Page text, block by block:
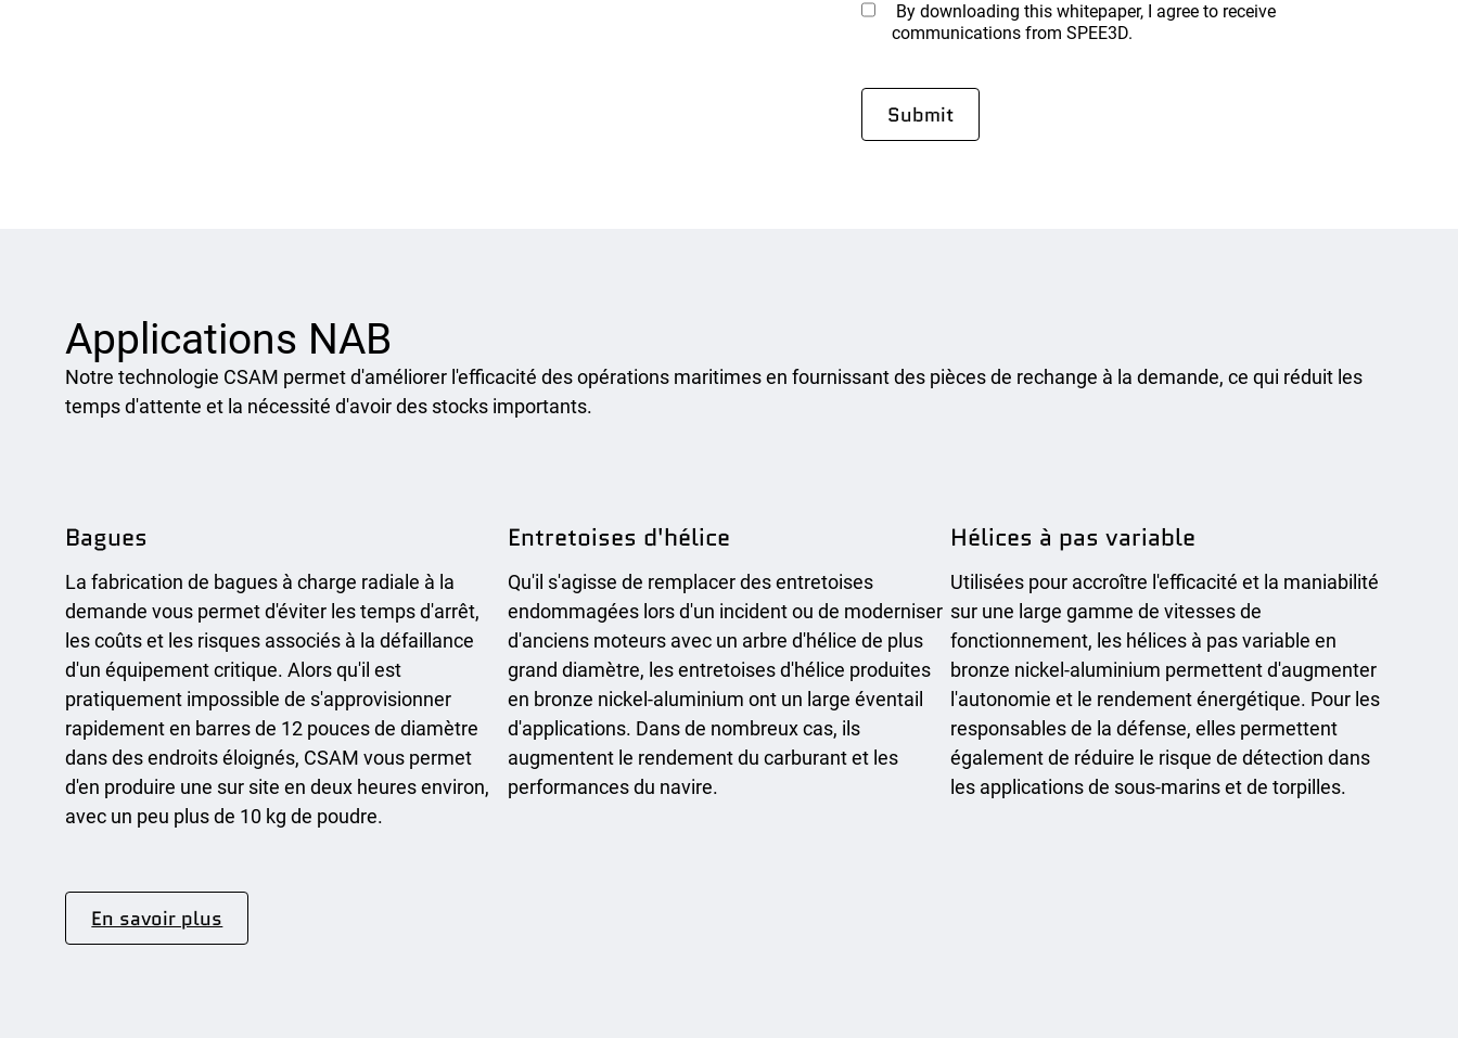
By downloading this whitepaper, I agree to receive
communications from SPEE3D.
Applications NAB
Notre technologie CSAM permet d'améliorer l'efficacité des opérations maritimes en fournissant des pièces de rechange à la demande, ce qui réduit les
temps d'attente et la nécessité d'avoir des stocks importants.
Bagues
La fabrication de bagues à charge radiale à la
demande vous permet d'éviter les temps d'arrêt,
les coûts et les risques associés à la défaillance
d'un équipement critique. Alors qu'il est
pratiquement impossible de s'approvisionner
rapidement en barres de 12 pouces de diamètre
dans des endroits éloignés, CSAM vous permet
d'en produire une sur site en deux heures environ,
avec un peu plus de 10 kg de poudre.
Entretoises d'hélice
Qu'il s'agisse de remplacer des entretoises
endommagées lors d'un incident ou de moderniser
d'anciens moteurs avec un arbre d'hélice de plus
grand diamètre, les entretoises d'hélice produites
en bronze nickel-aluminium ont un large éventail
d'applications. Dans de nombreux cas, ils
augmentent le rendement du carburant et les
performances du navire.
Hélices à pas variable
Utilisées pour accroître l'efficacité et la maniabilité
sur une large gamme de vitesses de
fonctionnement, les hélices à pas variable en
bronze nickel-aluminium permettent d'augmenter
l'autonomie et le rendement énergétique. Pour les
responsables de la défense, elles permettent
également de réduire le risque de détection dans
les applications de sous-marins et de torpilles.
En savoir plus